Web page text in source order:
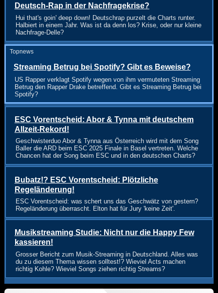
Deutsch-Rap in der Nachfragekrise?
Hui that's goin' deep down! Deutschrap purzelt die Charts runter.
Halbiert in einem Jahr. Was ist da denn los? Krise, oder nur kleine
Nachfrage-Delle?
Topnews
Streaming Betrug bei Spotify? Gibt es Beweise?
US Rapper verklagt Spotify wegen von ihm vermuteten Streaming
Betrug den Rapper Drake betreffend. Gibt es Streaming Betrug bei
Spotify?
ESC Vorentscheid: Abor & Tynna mit deutschem
Allzeit-Rekord!
Geschwisterduo Abor & Tynna aus Österreich wird mit dem Song
Baller die ARD beim ESC 2025 Finale in Basel vertreten. Welche
Chancen hat der Song beim ESC und in den deutschen Charts?
Bubatz!? ESC Vorentscheid: Plötzliche
Regeländerung!
ESC Vorentscheid: was schert uns das Geschwätz von gestern?
Regeländerung überrascht. Elton hat für Jury 'keine Zeit'.
Musikstreaming Studie: Nicht nur die Happy Few
kassieren!
Grosser Bericht zum Musik-Streaming in Deutschland. Alles was
du zu diesem Thema wissen solltest!? Wieviel Acts machen
richtig Kohle? Wieviel Songs ziehen richtig Streams?